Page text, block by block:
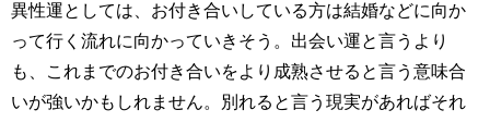
異性運としては、お付き合いしている方は結婚などに向か
って行く流れに向かっていきそう。出会い運と言うより
も、これまでのお付き合いをより成熟させると言う意味合
いが強いかもしれません。別れると言う現実があればそれ